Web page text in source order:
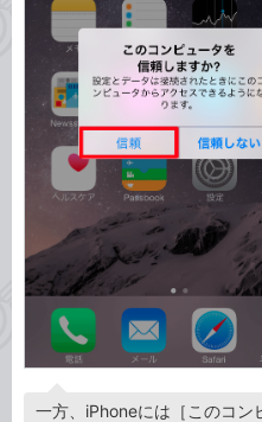
一方、iPhoneには［このコン